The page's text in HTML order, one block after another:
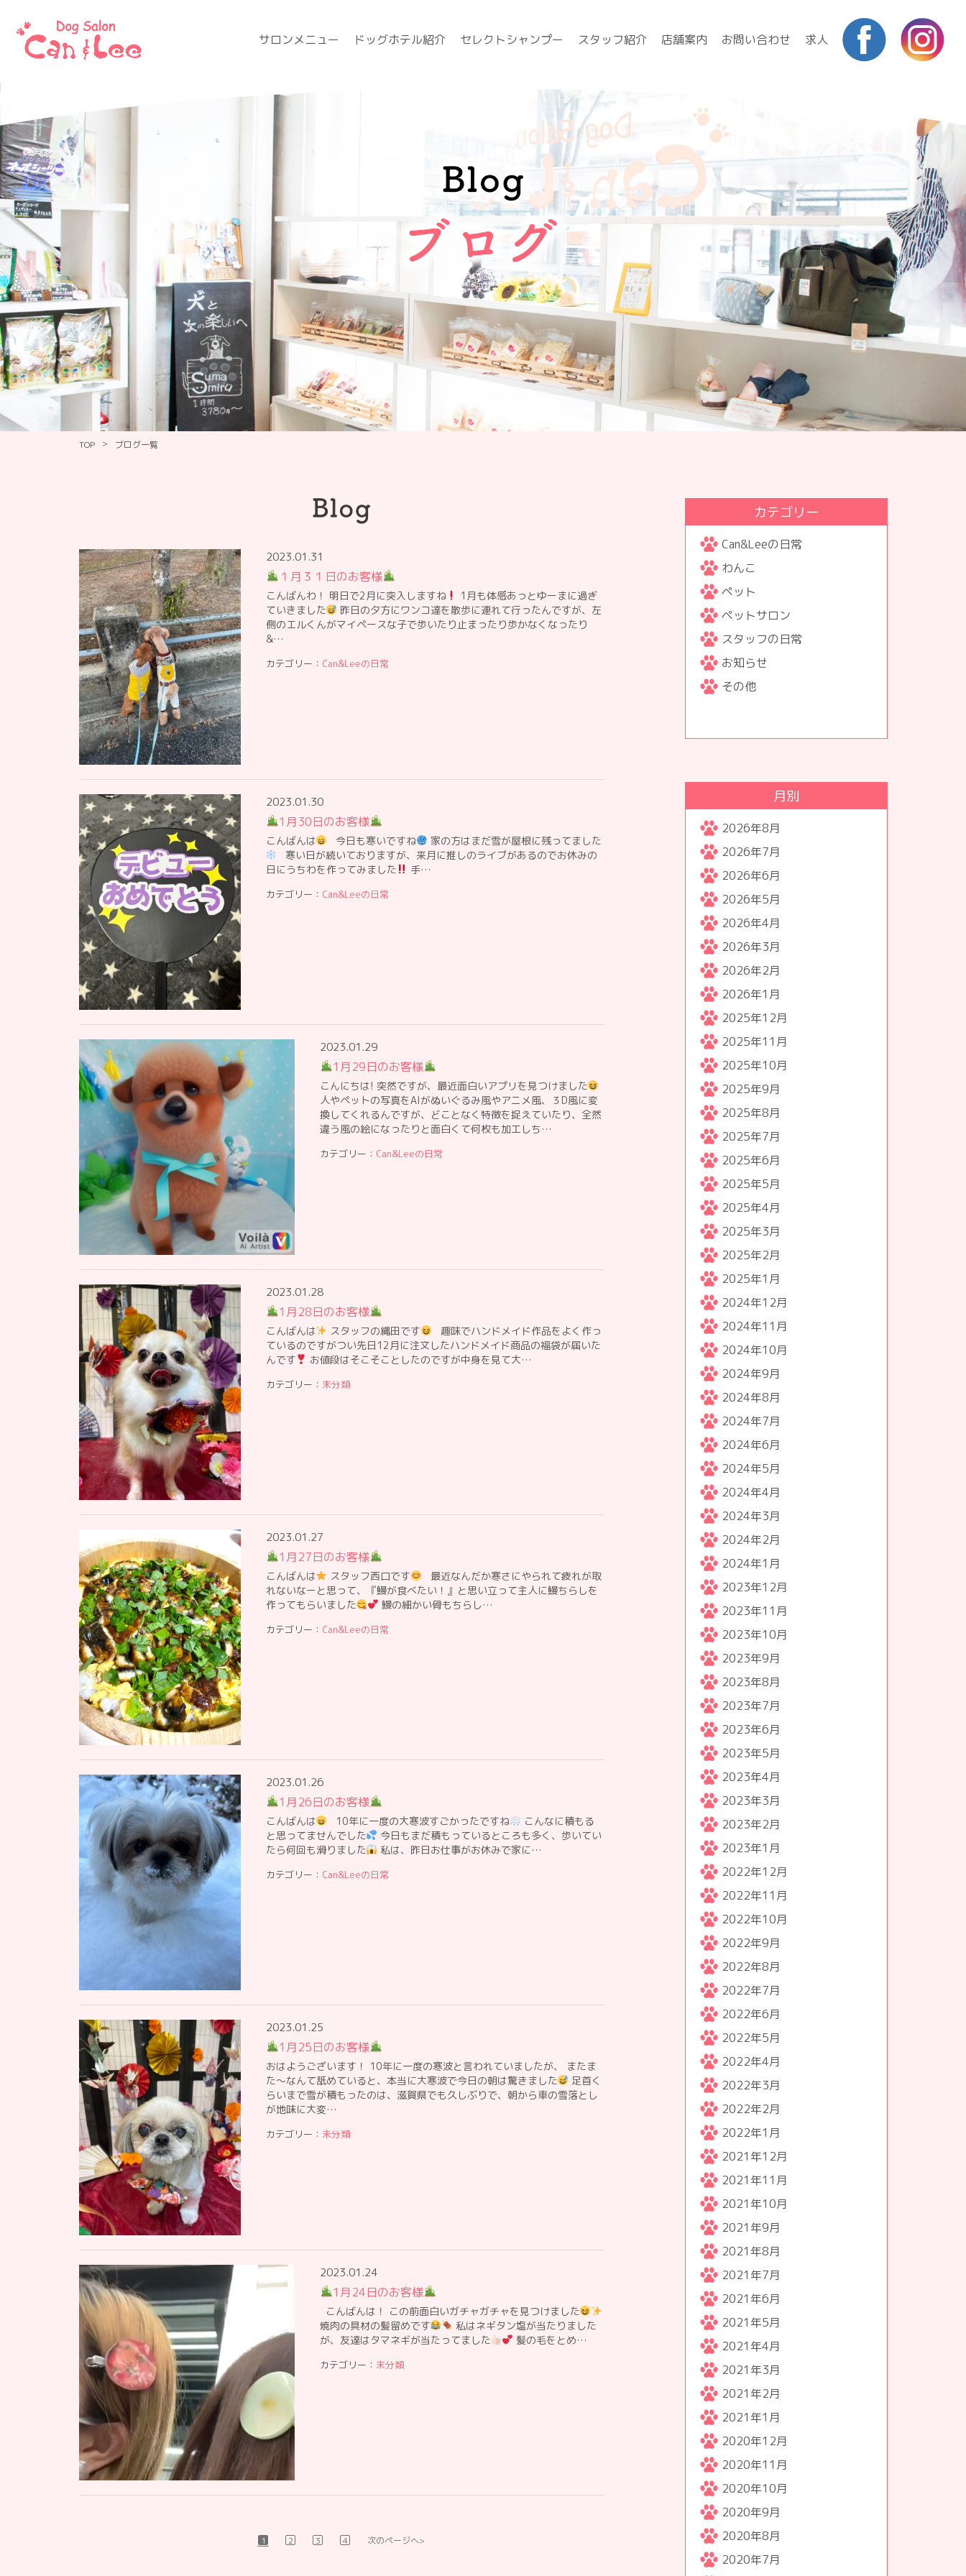
サロンメニュー ドッグホテル紹介 セレクトシャンプー スタッフ紹介 店舗案内 お問い合わせ 求人
TOP > ブログ一覧
2023.01.31
１月３１日のお客様
こんばんわ！ 明日で2月に突入しますね
1月も体感あっとゆーまに過ぎ
ていきました
昨日の夕方にワンコ達を散歩に連れて行ったんですが、左
側のエルくんがマイペースな子で歩いたり止まったり歩かなくなったり
&…
カテゴリー： Can&Leeの日常
2023.01.30
1月30日のお客様
こんばんは 今日も寒いですね
家の方はまだ雪が屋根に残ってました
寒い日が続いておりますが、来月に推しのライブがあるのでお休みの
日にうちわを作ってみました
手…
カテゴリー： Can&Leeの日常
2023.01.29
1月29日のお客様
こんにちは! 突然ですが、最近面白いアプリを見つけました
人やペットの写真をAIがぬいぐるみ風やアニメ風、３D風に変
換してくれるんですが、どことなく特徴を捉えていたり、全然
違う風の絵になったりと面白くて何枚も加工しち…
カテゴリー： Can&Leeの日常
2023.01.28
1月28日のお客様
こんばんは スタッフの縄田です
趣味でハンドメイド作品をよく作っ
ているのですがつい先日12月に注文したハンドメイド商品の福袋が届いた
んです︎
お値段はそこそことしたのですが中身を見て大…
カテゴリー： 未分類
2023.01.27
1月27日のお客様
こんばんは スタッフ西口です
最近なんだか寒さにやられて疲れが取
れないなーと思って、『鰻が食べたい！』と思い立って主人に鰻ちらしを
作ってもらいました
鰻の細かい骨もちらし…
カテゴリー： Can&Leeの日常
2023.01.26
1月26日のお客様
こんばんは 10年に一度の大寒波すごかったですね
こんなに積もる
と思ってませんでした
今日もまだ積もっているところも多く、歩いてい
たら何回も滑りました
私は、昨日お仕事がお休みで家に…
カテゴリー： Can&Leeの日常
2023.01.25
1月25日のお客様
おはようございます！ 10年に一度の寒波と言われていましたが、 またま
た〜なんて舐めていると、本当に大寒波で今日の朝は驚きました
足首く
らいまで雪が積もったのは、滋賀県でも久しぶりで、朝から車の雪落とし
が地味に大変…
カテゴリー： 未分類
2023.01.24
1月24日のお客様
こんばんは！ この前面白いガチャガチャを見つけました
焼肉の具材の髪留めです
私はネギタン塩が当たりました
が、友達はタマネギが当たってました
髪の毛をとめ…
カテゴリー： 未分類
1 2 3 4 次のページへ>
カテゴリー
Can&Leeの日常
わんこ
ペット
ペットサロン
スタッフの日常
お知らせ
その他
月別
2026年8月
2026年7月
2026年6月
2026年5月
2026年4月
2026年3月
2026年2月
2026年1月
2025年12月
2025年11月
2025年10月
2025年9月
2025年8月
2025年7月
2025年6月
2025年5月
2025年4月
2025年3月
2025年2月
2025年1月
2024年12月
2024年11月
2024年10月
2024年9月
2024年8月
2024年7月
2024年6月
2024年5月
2024年4月
2024年3月
2024年2月
2024年1月
2023年12月
2023年11月
2023年10月
2023年9月
2023年8月
2023年7月
2023年6月
2023年5月
2023年4月
2023年3月
2023年2月
2023年1月
2022年12月
2022年11月
2022年10月
2022年9月
2022年8月
2022年7月
2022年6月
2022年5月
2022年4月
2022年3月
2022年2月
2022年1月
2021年12月
2021年11月
2021年10月
2021年9月
2021年8月
2021年7月
2021年6月
2021年5月
2021年4月
2021年3月
2021年2月
2021年1月
2020年12月
2020年11月
2020年10月
2020年9月
2020年8月
2020年7月